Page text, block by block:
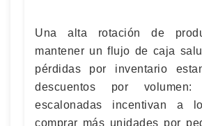
Una alta rotación de
mantener un flujo de caja
pérdidas por inventario
descuentos por volumen:
escalonadas incentivan a
comprar más unidades por